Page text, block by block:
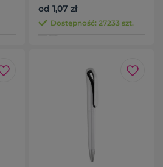
od 1,07 zł
Dostępność: 27233 szt.